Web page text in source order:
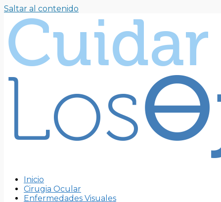
Saltar al contenido
Inicio
Cirugia Ocular
Enfermedades Visuales